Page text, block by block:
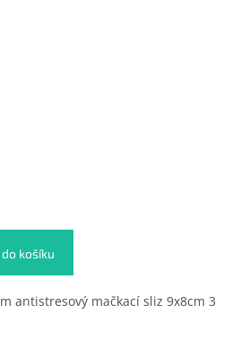
košíku
antistresový mačkací sliz 9x8cm 3